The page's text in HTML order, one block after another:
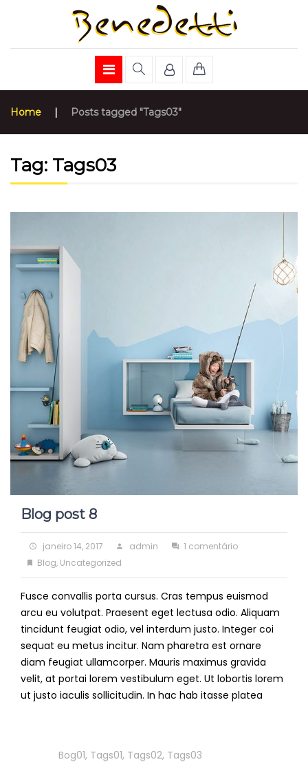
Home | Posts tagged "Tags03"
Tag: Tags03
Blog post 8
Posted
on
janeiro 14, 2017 Author
admin 1 comentárioem
post
8
Categories
Blog, Uncategorized
Fusce convallis porta cursus. Cras tempus euismod
arcu eu volutpat. Praesent eget lectusa odio. Aliquam
tincidunt feugiat odio, vel interdum justo. Integer coi
sequat eu metus incitur. Nam pharetra est ornare
diam feugiat ullamcorper. Mauris maximus gravida
velit, at portai lorem vestibulum eget. Ut lobortis lorem
ut justo iaculis sollicitudin. In hac hab itasse platea
Bog01, Tags01, Tags02, Tags03